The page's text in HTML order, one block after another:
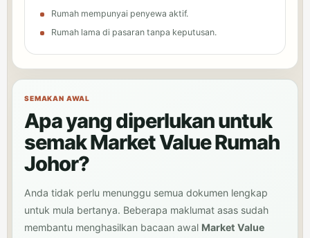
Rumah mempunyai penyewa aktif.
Rumah lama di pasaran tanpa keputusan.
SEMAKAN AWAL
Apa yang diperlukan untuk
semak Market Value Rumah
Johor?
Anda tidak perlu menunggu semua dokumen lengkap
untuk mula bertanya. Beberapa maklumat asas sudah
membantu menghasilkan bacaan awal Market Value